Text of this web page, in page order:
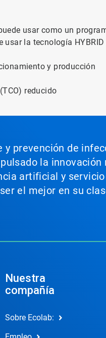
usar como un
usar la tecnología
y producción
reducido
prevención de
la
artificial y
el mejor en su
Nuestra
compañía
Sobre Ecolab: